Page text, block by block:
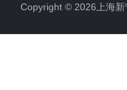
Copyright © 2026上海